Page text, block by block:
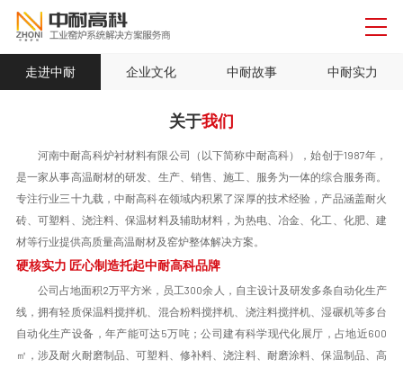
走进中耐 企业文化 中耐故事 中耐实力
关于我们
河南中耐高科炉衬材料有限公司（以下简称中耐高科），始创于1987年，
是一家从事高温耐材的研发、生产、销售、施工、服务为一体的综合服务商。
专注行业三十九载，中耐高科在领域内积累了深厚的技术经验，产品涵盖耐火
砖、可塑料、浇注料、保温材料及辅助材料，为热电、冶金、化工、化肥、建
材等行业提供高质量高温耐材及窑炉整体解决方案。
硬核实力 匠心制造托起中耐高科品牌
公司占地面积2万平方米，员工300余人，自主设计及研发多条自动化生产
线，拥有轻质保温料搅拌机、混合粉料搅拌机、浇注料搅拌机、湿碾机等多台
自动化生产设备，年产能可达5万吨；公司建有科学现代化展厅，占地近600
㎡，涉及耐火耐磨制品、可塑料、修补料、浇注料、耐磨涂料、保温制品、高